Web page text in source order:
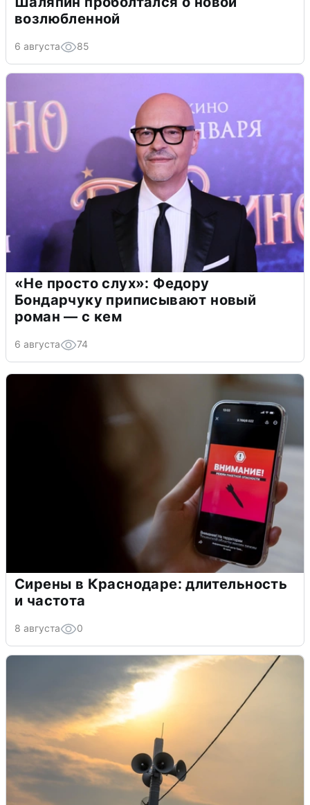
возлюбленной
6 августа 85
«Не просто слух»: Федору
Бондарчуку приписывают новый
роман — с кем
6 августа 74
Сирены в Краснодаре: длительность
и частота
8 августа 0